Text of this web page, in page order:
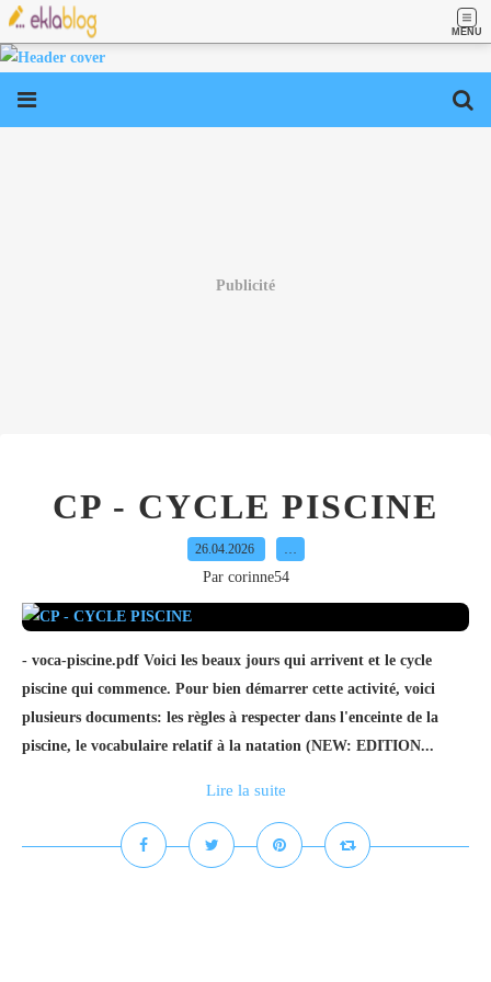
MENU
Publicité
CP - CYCLE PISCINE
26.04.2026 …
Par corinne54
- voca-piscine.pdf Voici les beaux jours qui arrivent et le cycle
piscine qui commence. Pour bien démarrer cette activité, voici
plusieurs documents: les règles à respecter dans l'enceinte de la
piscine, le vocabulaire relatif à la natation (NEW: EDITION...
Lire la suite